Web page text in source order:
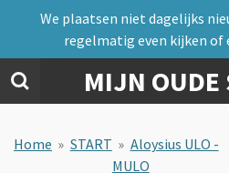
naar
de
hoofdinhoud
MIJN OUDE
We plaatsen niet dagelijks
regelmatig even kijken of
Home » START » Aloysius ULO -
MULO